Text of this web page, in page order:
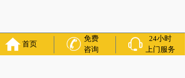
首页
免费
咨询
24小时
上门服务